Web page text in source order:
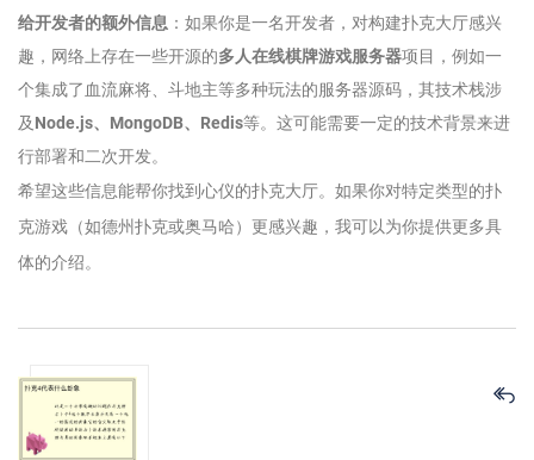
给开发者的额外信息 ：如果你是一名开发者，对构建扑克大厅感兴
趣，网络上存在一些开源的多人在线棋牌游戏服务器项目，例如一
个集成了血流麻将、斗地主等多种玩法的服务器源码，其技术栈涉
及Node.js、MongoDB、Redis等。这可能需要一定的技术背景来进
行部署和二次开发。
希望这些信息能帮你找到心仪的扑克大厅。如果你对特定类型的扑
克游戏（如德州扑克或奥马哈）更感兴趣，我可以为你提供更多具
体的介绍。